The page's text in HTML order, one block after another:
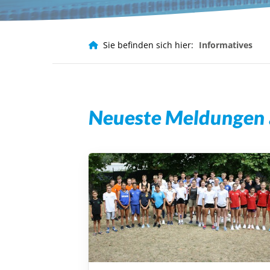
Häufig gesucht
Infos für Eltern Infos für
Sie befinden sich hier: Informatives
Neueste Meldungen